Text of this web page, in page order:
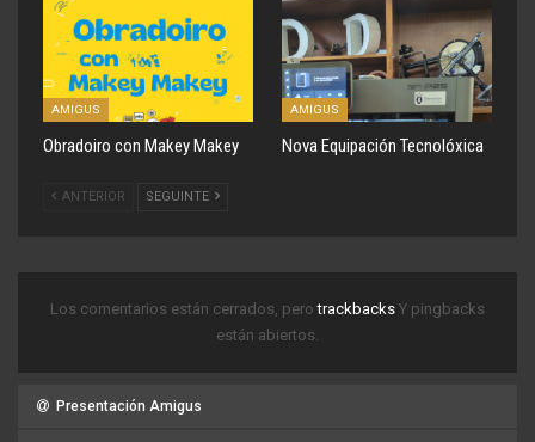
AMIGUS
Obradoiro con Makey Makey
AMIGUS
Nova Equipación Tecnolóxica
ANTERIOR SEGUINTE
Los comentarios están cerrados, perotrackbacks Y pingbacks
están abiertos.
Presentación Amigus